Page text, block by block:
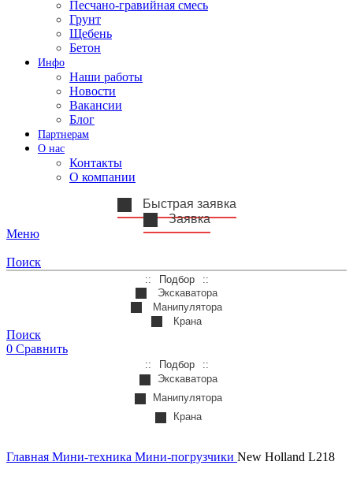
Песчано-гравийная смесь
Грунт
Щебень
Бетон
Инфо
Наши работы
Новости
Вакансии
Блог
Партнерам
О нас
Контакты
О компании
Быстрая заявка
Заявка
Меню
Поиск
Подбор
Экскаватора
Манипулятора
Крана
Поиск
0 Сравнить
Подбор
Экскаватора
Манипулятора
Крана
Главная Мини-техника Мини-погрузчики New Holland L218